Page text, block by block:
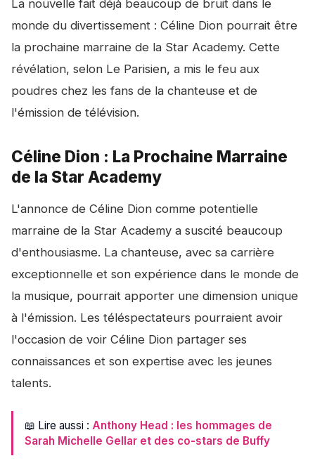
La nouvelle fait déjà beaucoup de bruit dans le
monde du divertissement : Céline Dion pourrait être
la prochaine marraine de la Star Academy. Cette
révélation, selon Le Parisien, a mis le feu aux
poudres chez les fans de la chanteuse et de
l'émission de télévision.
Céline Dion : La Prochaine Marraine
de la Star Academy
L'annonce de Céline Dion comme potentielle
marraine de la Star Academy a suscité beaucoup
d'enthousiasme. La chanteuse, avec sa carrière
exceptionnelle et son expérience dans le monde de
la musique, pourrait apporter une dimension unique
à l'émission. Les téléspectateurs pourraient avoir
l'occasion de voir Céline Dion partager ses
connaissances et son expertise avec les jeunes
talents.
📖 Lire aussi : Anthony Head : les hommages de
Sarah Michelle Gellar et des co-stars de Buffy